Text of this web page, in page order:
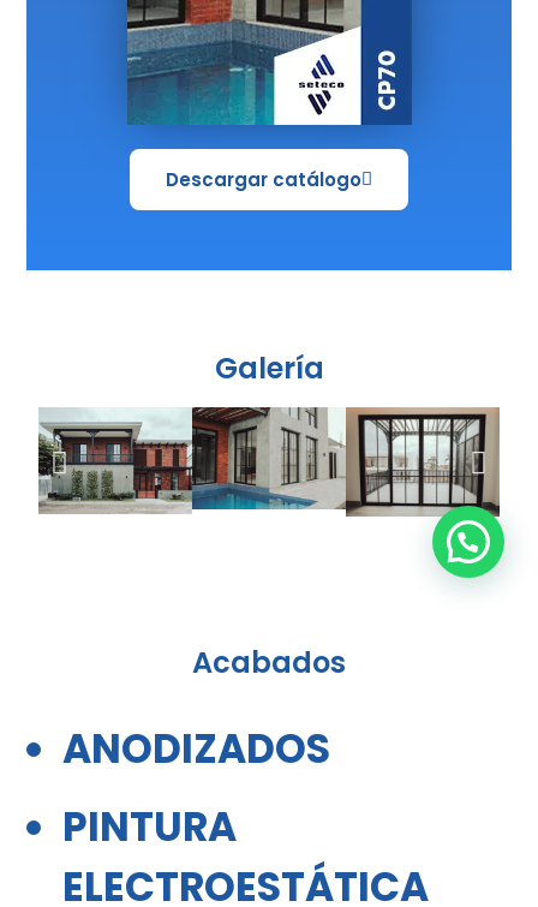
Descargar catálogo
Galería
Acabados
ANODIZADOS
PINTURA
ELECTROESTÁTICA